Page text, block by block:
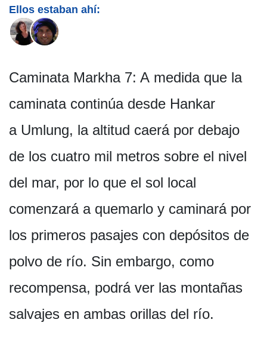
Ellos estaban ahí:
Caminata Markha 7: A medida que la
caminata continúa desde Hankar
a Umlung, la altitud caerá por debajo
de los cuatro mil metros sobre el nivel
del mar, por lo que el sol local
comenzará a quemarlo y caminará por
los primeros pasajes con depósitos de
polvo de río. Sin embargo, como
recompensa, podrá ver las montañas
salvajes en ambas orillas del río.